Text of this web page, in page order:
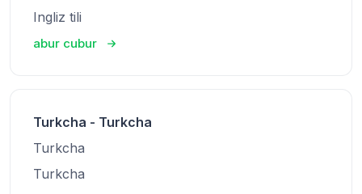
Ingliz tili
abur cubur
Turkcha - Turkcha
Turkcha
Turkcha